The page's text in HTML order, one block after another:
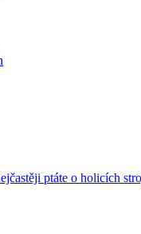
ptáte o holicích